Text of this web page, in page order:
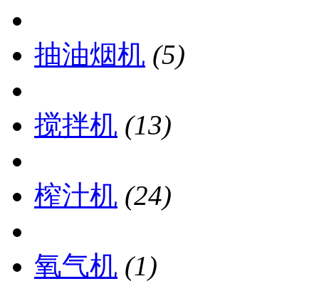
抽油烟机 (5)
搅拌机 (13)
榨汁机 (24)
氧气机 (1)